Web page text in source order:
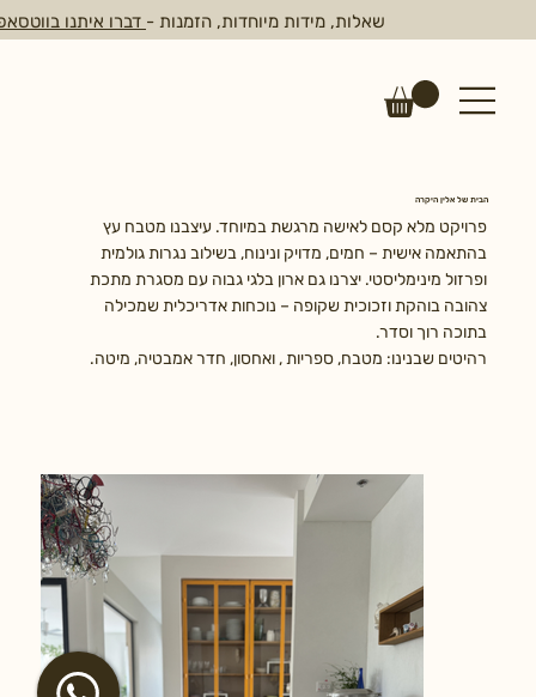
שאלות, מידות מיוחדות, הזמנות - דברו איתנו
הבית של אלין היקרה
פרויקט מלא קסם לאישה מרגשת במיוחד. עיצבנו מטבח עץ
בהתאמה אישית – חמים, מדויק ונינוח, בשילוב נגרות גולמית
ופרזול מינימליסטי. יצרנו גם ארון בלגי גבוה עם מסגרת מתכת
צהובה בוהקת וזכוכית שקופה – נוכחות אדריכלית שמכילה
בתוכה רוך וסדר.
רהיטים שבנינו: מטבח, ספריות , ואחסון, חדר אמבטיה, מיטה.